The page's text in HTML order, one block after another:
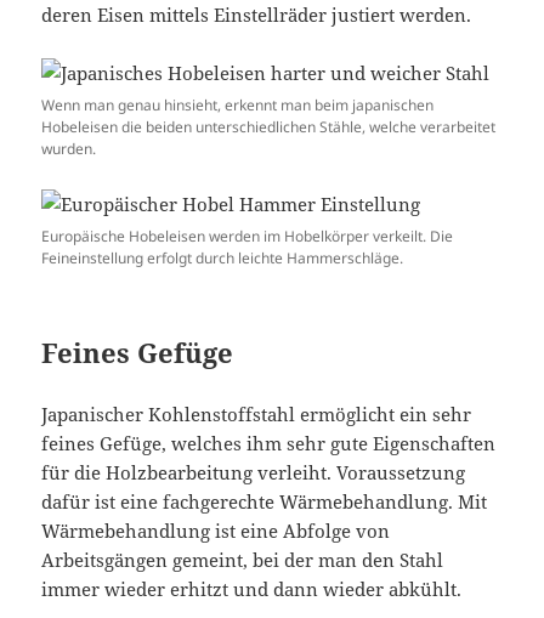
deren Eisen mittels Einstellräder justiert werden.
Wenn man genau hinsieht, erkennt man beim japanischen
Hobeleisen die beiden unterschiedlichen Stähle, welche verarbeitet
wurden.
Europäische Hobeleisen werden im Hobelkörper verkeilt. Die
Feineinstellung erfolgt durch leichte Hammerschläge.
Feines Gefüge
Japanischer Kohlenstoffstahl ermöglicht ein sehr
feines Gefüge, welches ihm sehr gute Eigenschaften
für die Holzbearbeitung verleiht. Voraussetzung
dafür ist eine fachgerechte Wärmebehandlung. Mit
Wärmebehandlung ist eine Abfolge von
Arbeitsgängen gemeint, bei der man den Stahl
immer wieder erhitzt und dann wieder abkühlt.